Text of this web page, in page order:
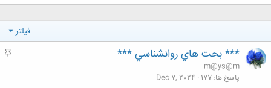
فیلتر
م
*** بحث هاي روانشناسي ***
m@ys@m
پاسخ ها 177
Dec 7, 2024